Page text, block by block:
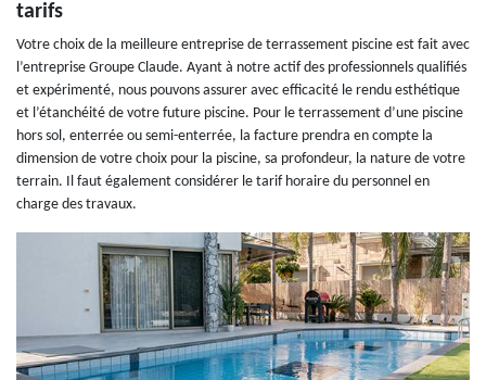
tarifs
Votre choix de la meilleure entreprise de terrassement piscine est fait avec
l’entreprise Groupe Claude. Ayant à notre actif des professionnels qualifiés
et expérimenté, nous pouvons assurer avec efficacité le rendu esthétique
et l’étanchéité de votre future piscine. Pour le terrassement d’une piscine
hors sol, enterrée ou semi-enterrée, la facture prendra en compte la
dimension de votre choix pour la piscine, sa profondeur, la nature de votre
terrain. Il faut également considérer le tarif horaire du personnel en
charge des travaux.